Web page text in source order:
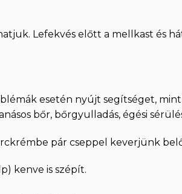
Lefekvés előtt a mellkast és
esetén nyújt segítséget, mint
bőr, bőrgyulladás, égési
pár cseppel keverjünk
kenve is szépít.